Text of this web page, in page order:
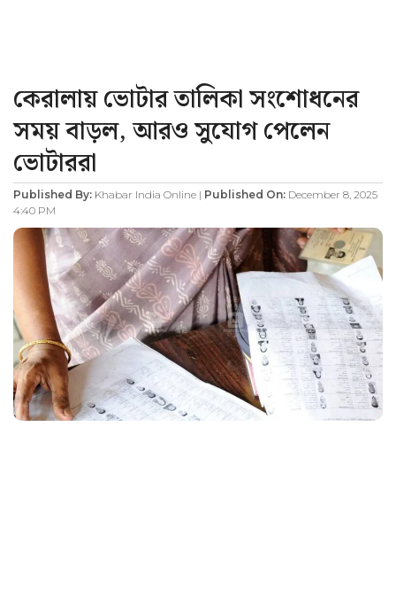
কেরালায় ভোটার তালিকা সংশোধনের
সময় বাড়ল, আরও সুযোগ পেলেন
ভোটাররা
Published By: Khabar India Online | Published On: December 8, 2025
4:40 PM